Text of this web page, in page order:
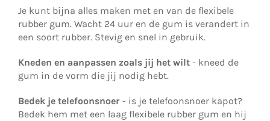
Je kunt bijna alles maken met en van de flexibele
rubber gum. Wacht 24 uur en de gum is verandert in
een soort rubber. Stevig en snel in gebruik.
Kneden en aanpassen zoals jij het wilt - kneed de
gum in de vorm die jij nodig hebt.
Bedek je telefoonsnoer - is je telefoonsnoer kapot?
Bedek hem met een laag flexibele rubber gum en hij